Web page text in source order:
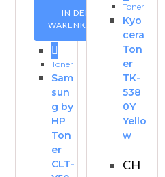
IN DEN
WARENKORB
Toner
Sam
sun
g by
HP
Ton
er
CLT-
Toner
Kyo
cera
Ton
er
TK-
538
0Y
Yello
w
CH